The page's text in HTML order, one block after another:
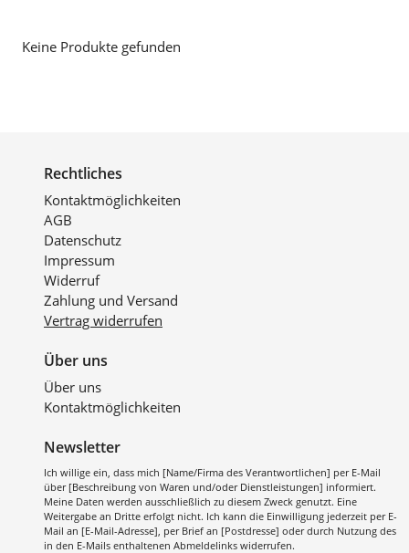
Keine Produkte gefunden
Rechtliches
Kontaktmöglichkeiten
AGB
Datenschutz
Impressum
Widerruf
Zahlung und Versand
Vertrag widerrufen
Über uns
Über uns
Kontaktmöglichkeiten
Newsletter
Ich willige ein, dass mich [Name/Firma des Verantwortlichen] per E-Mail
über [Beschreibung von Waren und/oder Dienstleistungen] informiert.
Meine Daten werden ausschließlich zu diesem Zweck genutzt. Eine
Weitergabe an Dritte erfolgt nicht. Ich kann die Einwilligung jederzeit per E-
Mail an [E-Mail-Adresse], per Brief an [Postdresse] oder durch Nutzung des
in den E-Mails enthaltenen Abmeldelinks widerrufen.